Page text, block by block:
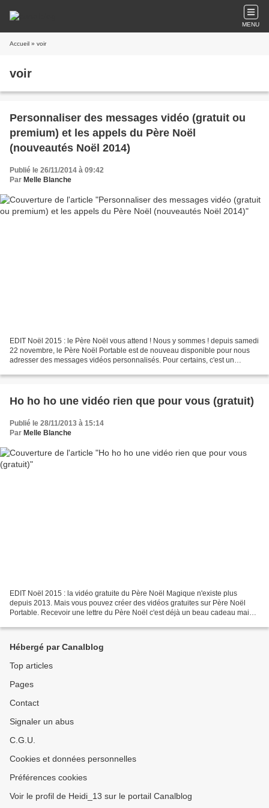
MENU
Accueil » voir
voir
Personnaliser des messages vidéo (gratuit ou
premium) et les appels du Père Noël
(nouveautés Noël 2014)
Publié le 26/11/2014 à 09:42
Par Melle Blanche
EDIT Noël 2015 : le Père Noël vous attend ! Nous y sommes ! depuis samedi
22 novembre, le Père Noël Portable est de nouveau disponible pour nous
adresser des messages vidéos personnalisés. Pour certains, c'est un
Ho ho ho une vidéo rien que pour vous (gratuit)
Publié le 28/11/2013 à 15:14
Par Melle Blanche
EDIT Noël 2015 : la vidéo gratuite du Père Noël Magique n'existe plus
depuis 2013. Mais vous pouvez créer des vidéos gratuites sur Père Noël
Portable. Recevoir une lettre du Père Noël c'est déjà un beau cadeau mais
Hébergé par Canalblog
Top articles
Pages
Contact
Signaler un abus
C.G.U.
Cookies et données personnelles
Préférences cookies
Voir le profil de Heidi_13 sur le portail Canalblog